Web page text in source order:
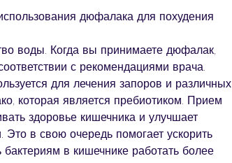
дюфалака для похудения
воды. Когда вы принимаете дюфалак,
с рекомендациями врача.
для лечения запоров и различных
которая является пребиотиком. Прием
здоровье кишечника и улучшает
в свою очередь помогает ускорить
в кишечнике работать более